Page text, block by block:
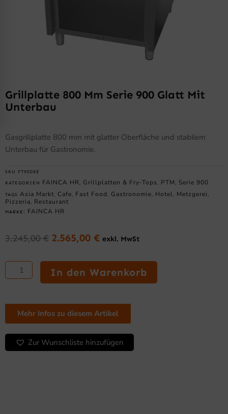
Grillplatte 800 Mm Serie 900 Glatt Mit
Unterbau
Gasgrillplatte 800 mm mit glatter Oberfläche und stabilem
Unterbau für Gastronomie.
SKU FT9008E
KATEGORIEN FAINCA HR Grillplatten & Fry-Tops PTM Serie 900
TAGS Asia Markt Cafe Fast Food Gastronomie Hotel Metzgerei
Pizzeria Restaurant
MARKE: FAINCA HR
3.245,00€ Ursprünglicher
war:
3.245,00 €
2.565,00 € Aktueller
ist:
2.565,00 €.
exkl. MwSt
Grillplatte
mm
900
glatt
mit
Unterbau
Menge
In den Warenkorb
Mehr Infos zu diesem Artikel
Zur Wunschliste hinzufügen